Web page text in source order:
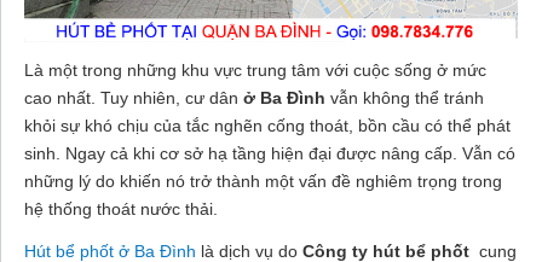
Là một trong những khu vực trung tâm với cuộc sống ở mức
cao nhất. Tuy nhiên, cư dân ở Ba Đình vẫn không thể tránh
khỏi sự khó chịu của tắc nghẽn cống thoát, bồn cầu có thể phát
sinh. Ngay cả khi cơ sở hạ tầng hiện đại được nâng cấp. Vẫn có
những lý do khiến nó trở thành một vấn đề nghiêm trọng trong
hệ thống thoát nước thải.
Hút bể phốt ở Ba Đình là dịch vụ do Công ty hút bể phốt cung